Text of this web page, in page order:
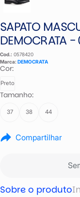
SAPATO
DEMOCRATA
Cod.: 0578420
Marca: DEMOCRATA
Cor:
Preto
Tamanho:
37 38 44
Compartilhar
Sobre o produto